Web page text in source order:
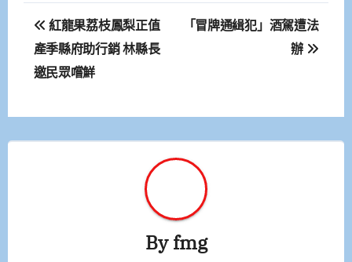
文
章
導
覽
紅龍果荔枝鳳梨正值
產季縣府助行銷 林縣長
邀民眾嚐鮮
「冒牌通緝犯」酒駕遭法
辦
Byfmg